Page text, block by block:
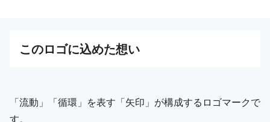
このロゴに込めた想い
「流動」「循環」を表す「矢印」が構成するロゴマークで
す。